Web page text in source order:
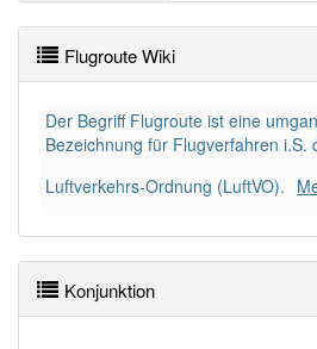
PowerIndex:5
Häufigkeit: 4 von 10
anderen Artikel
Flugroute Wiki
Der Begriff Flugroute ist eine
Bezeichnung für Flugverfahren i.S.
Luftverkehrs-Ordnung (LuftVO).
Konjunktion